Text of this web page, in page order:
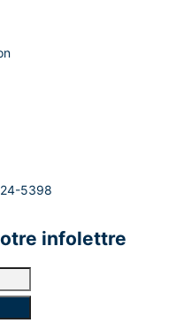
5398
infolettre